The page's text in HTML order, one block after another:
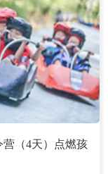
营（4天）点燃孩